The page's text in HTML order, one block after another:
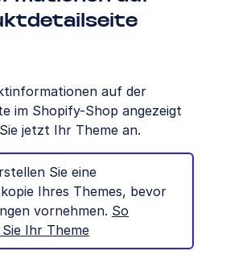
auf der
im Shopify-Shop angezeigt
jetzt Ihr Theme an.
Sie eine
Ihres Themes, bevor
vornehmen. So
Ihr Theme